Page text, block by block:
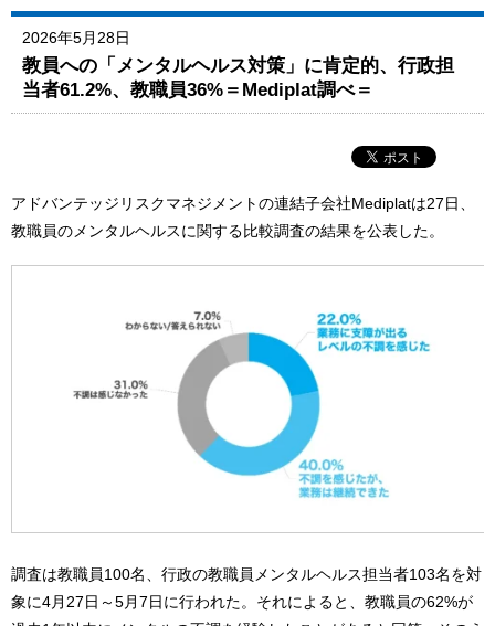
2026年5月28日
教員への「メンタルヘルス対策」に肯定的、行政担
当者61.2%、教職員36%＝Mediplat調べ＝
アドバンテッジリスクマネジメントの連結子会社Mediplatは27日、
教職員のメンタルヘルスに関する比較調査の結果を公表した。
調査は教職員100名、行政の教職員メンタルヘルス担当者103名を対
象に4月27日～5月7日に行われた。それによると、教職員の62%が